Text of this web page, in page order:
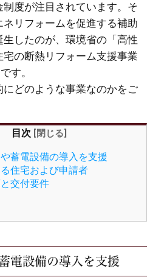
制度が注目されています。そ
ネリフォームを促進する補助
したのが、環境省の「高性
の断熱リフォーム支援事業
す。
にどのような事業なのかをご
目次 [閉じる]
蓄電設備の導入を支援
住宅および申請者
交付要件
電設備の導入を支援